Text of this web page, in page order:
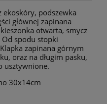
ekoskóry, podszewka
głównej zapinana
otwarta, smycz
Od spodu stopki
zapinana górnym
oraz na długim pasku,
usztywnione.
30x14cm